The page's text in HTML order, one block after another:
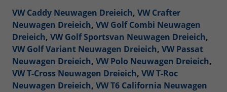
VW Caddy Neuwagen Dreieich, VW Crafter
Neuwagen Dreieich, VW Golf Combi Neuwagen
Dreieich, VW Golf Sportsvan Neuwagen Dreieich,
VW Golf Variant Neuwagen Dreieich, VW Passat
Neuwagen Dreieich, VW Polo Neuwagen Dreieich,
VW T-Cross Neuwagen Dreieich, VW T-Roc
Neuwagen Dreieich, VW T6 California Neuwagen